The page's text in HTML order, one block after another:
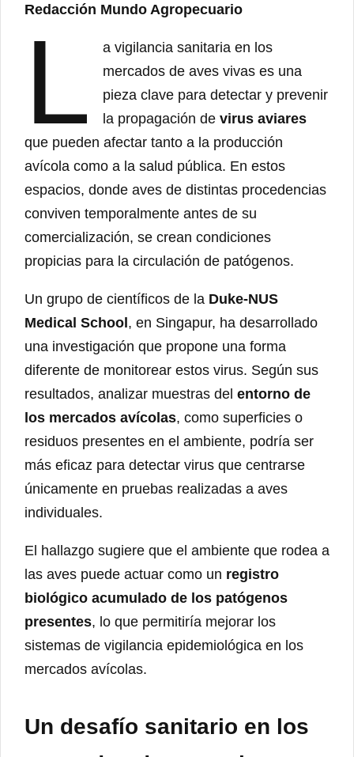
Redacción Mundo Agropecuario
L
a vigilancia sanitaria en los
mercados de aves vivas es una
pieza clave para detectar y prevenir
la propagación devirus aviares
que pueden afectar tanto a la producción
avícola como a la salud pública. En estos
espacios, donde aves de distintas procedencias
conviven temporalmente antes de su
comercialización, se crean condiciones
propicias para la circulación de patógenos.
Un grupo de científicos de la Duke-NUS
Medical School, en Singapur, ha desarrollado
una investigación que propone una forma
diferente de monitorear estos virus. Según sus
resultados, analizar muestras del entorno de
los mercados avícolas, como superficies o
residuos presentes en el ambiente, podría ser
más eficaz para detectar virus que centrarse
únicamente en pruebas realizadas a aves
individuales.
El hallazgo sugiere que el ambiente que rodea a
las aves puede actuar como un registro
biológico acumulado de los patógenos
presentes, lo que permitiría mejorar los
sistemas de vigilancia epidemiológica en los
mercados avícolas.
Un desafío sanitario en los